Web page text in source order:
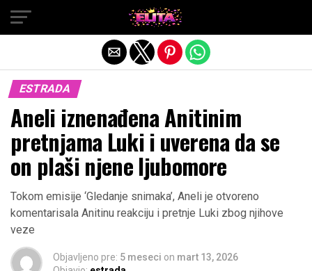
ESTRADA
Aneli iznenađena Anitinim
pretnjama Luki i uverena da se
on plaši njene ljubomore
Tokom emisije ‘Gledanje snimaka’, Aneli je otvoreno
komentarisala Anitinu reakciju i pretnje Luki zbog njihove
veze
Objavljeno pre: 5 meseci on mart 13, 2026
Exit mobile version